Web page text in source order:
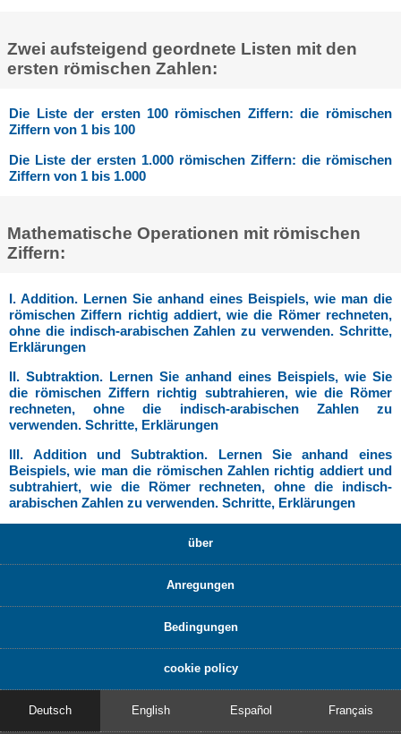
Zwei aufsteigend geordnete Listen mit den
ersten römischen Zahlen:
Die Liste der ersten 100 römischen Ziffern: die römischen
Ziffern von 1 bis 100
Die Liste der ersten 1.000 römischen Ziffern: die römischen
Ziffern von 1 bis 1.000
Mathematische Operationen mit römischen
Ziffern:
I. Addition. Lernen Sie anhand eines Beispiels, wie man die
römischen Ziffern richtig addiert, wie die Römer rechneten,
ohne die indisch-arabischen Zahlen zu verwenden. Schritte,
Erklärungen
II. Subtraktion. Lernen Sie anhand eines Beispiels, wie Sie
die römischen Ziffern richtig subtrahieren, wie die Römer
rechneten, ohne die indisch-arabischen Zahlen zu
verwenden. Schritte, Erklärungen
III. Addition und Subtraktion. Lernen Sie anhand eines
Beispiels, wie man die römischen Zahlen richtig addiert und
subtrahiert, wie die Römer rechneten, ohne die indisch-
arabischen Zahlen zu verwenden. Schritte, Erklärungen
über
Anregungen
Bedingungen
cookie policy
Deutsch English Español Français